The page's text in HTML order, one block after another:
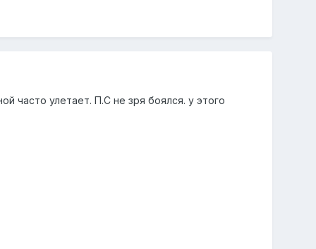
часто улетает. П.С не зря боялся. у этого